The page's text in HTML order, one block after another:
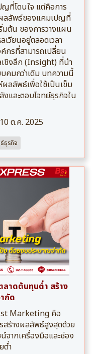
ญที่โดนใจ แต่คือการ
ลลัพธ์ของแคมเปญที่
มต้น ของการวางแผน
วียนอยู่ตลอดเวลา
กรที่สามารถเปลี่ยน
เชิงลึก (Insight) ที่นำ
คมกว่าเดิม บทความนี้
ผลลัพธ์เพื่อใช้เป็นเข็ม
และตอบโจทย์ธุรกิจใน
10 ต.ค. 2025
ธุรกิจ
าดต้นทุนต่ำ สร้าง
กัด
Marketing คือ
สร้างผลลัพธ์สูงสุดด้วย
จากเครื่องมือและช่อง
ต่ำ